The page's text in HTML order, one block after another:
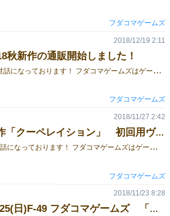
フダコマゲームズ
秋新作の通販開始しました！
お世話になっております！ フダコマゲームズはゲームマーケット2018秋に出展しました！ 今回は新作「クーペレイション」と準新作「くだサル」の通販開始のご案内です。 新作「クーペレイション」 全員で協力してグラスタワーを完成させる協力ゲームです ゲームマーケット試遊卓にて大好評！新作アンケートでも現在高評価をいただいております！ 公式サイト通販価格：2000円(送料・税込) 準新作「くだサル」 価値の上がりそうな果物を集めるバースト系ゲームです ホビージャパン第１回ゲーム公募にて製品化に選出されました！ 公式サイト通販価格：2000円(送料・税込) ご購入はフダコマゲームズ公式サイトにて承っております！ よろしくお願いいたします。
2018/12/19 2:11
フダコマゲームズ
新作「クーペレイション」 初回用ヴァリアントルール
お
世話になっております！ フダコマゲームズはゲームマーケット2018秋に出展しました。 今回は新作「クーペレイション」についてのご連絡です。 「クーペレイション」はおかげさまで大勢の方に試遊いただき大好評でした！ありがとうございます！ 試遊卓はフル稼働！試遊したくでもできなかった方々には申し訳ない限りです。 今回の試遊は、初回用ヴァリアントルールにて運営させていただきました。 このルールは製品に同梱されておらず、開発当初のクローズドベータと言えるものです。 背景（言い訳）を述べますと、 固定メンバーでテストプレイを繰り返すうちに当初のルールから慣れきってしまい、 更なる刺激を求めて現在の標準ルールに至ったのですが、 結果、初回の印象として到底クリアできないのではと思わせるほど高難度になってしまった次第です… そこで開発当初のルールを、初回用ヴァリアントとして、ここに公開いたします。 初回用とは言いますが、大筋は標準ルールと変わりないので、高難度であることには変わりありません。 協力ゲームが簡単にクリアできたら物足りない！という制作者の想いに共感いただければ幸いです。 購入いただいた皆様には、まずはこのルールで慣れていただき、標準ルールに挑戦してもらえればと思います。 なお、試遊にて質問いただいた事項に関する説明も、ルールの明確化として載せております。 クーペレイション_初回用ヴァリアントルール 今後もフダコマゲームズをよろしくお願いいたします。
2018/11/27 2:42
フダコマゲームズ
11/25(日)F-49 フダコマゲームズ 「くだサル」 ルール追補版
2018/11/23 8:28